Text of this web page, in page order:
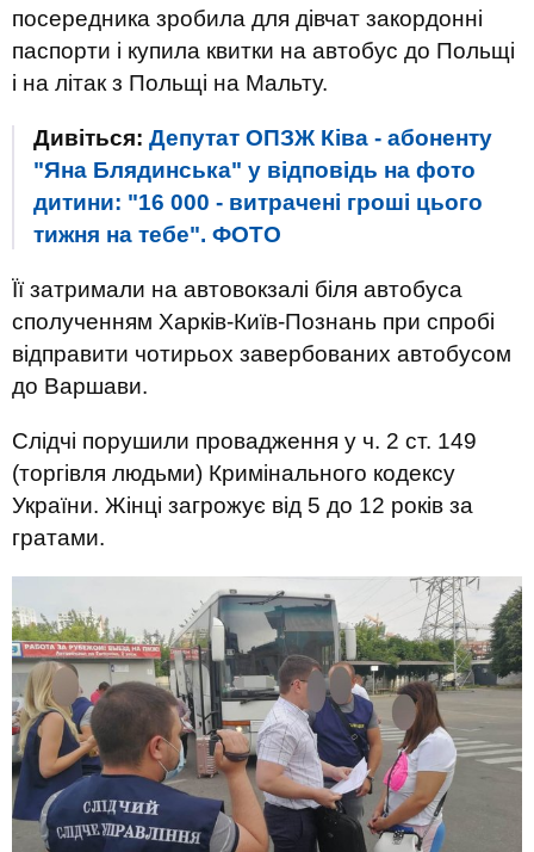
посередника зробила для дівчат закордонні
паспорти і купила квитки на автобус до Польщі
і на літак з Польщі на Мальту.
Дивіться: Депутат ОПЗЖ Ківа - абоненту
"Яна Блядинська" у відповідь на фото
дитини: "16 000 - витрачені гроші цього
тижня на тебе". ФОТО
Її затримали на автовокзалі біля автобуса
сполученням Харків-Київ-Познань при спробі
відправити чотирьох завербованих автобусом
до Варшави.
Слідчі порушили провадження у ч. 2 ст. 149
(торгівля людьми) Кримінального кодексу
України. Жінці загрожує від 5 до 12 років за
гратами.